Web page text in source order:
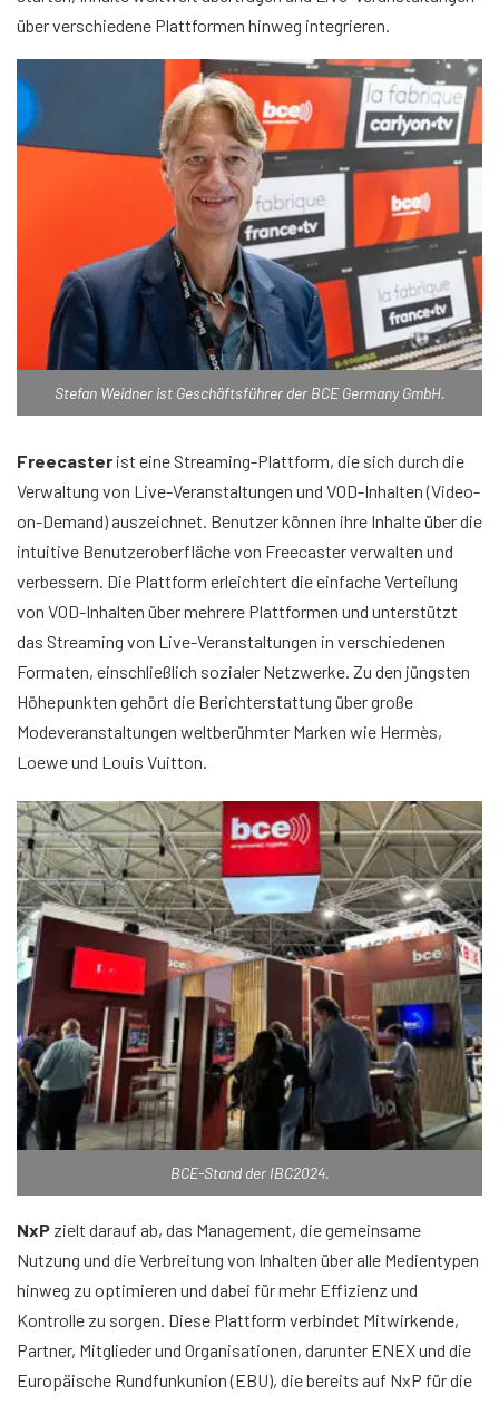
über verschiedene Plattformen hinweg integrieren.
Stefan Weidner ist Geschäftsführer der BCE Germany GmbH.
Freecaster ist eine Streaming-Plattform, die sich durch die
Verwaltung von Live-Veranstaltungen und VOD-Inhalten (Video-
on-Demand) auszeichnet. Benutzer können ihre Inhalte über die
intuitive Benutzeroberfläche von Freecaster verwalten und
verbessern. Die Plattform erleichtert die einfache Verteilung
von VOD-Inhalten über mehrere Plattformen und unterstützt
das Streaming von Live-Veranstaltungen in verschiedenen
Formaten, einschließlich sozialer Netzwerke. Zu den jüngsten
Höhepunkten gehört die Berichterstattung über große
Modeveranstaltungen weltberühmter Marken wie Hermès,
Loewe und Louis Vuitton.
BCE-Stand der IBC2024.
NxP zielt darauf ab, das Management, die gemeinsame
Nutzung und die Verbreitung von Inhalten über alle Medientypen
hinweg zu optimieren und dabei für mehr Effizienz und
Kontrolle zu sorgen. Diese Plattform verbindet Mitwirkende,
Partner, Mitglieder und Organisationen, darunter ENEX und die
Europäische Rundfunkunion (EBU), die bereits auf NxP für die